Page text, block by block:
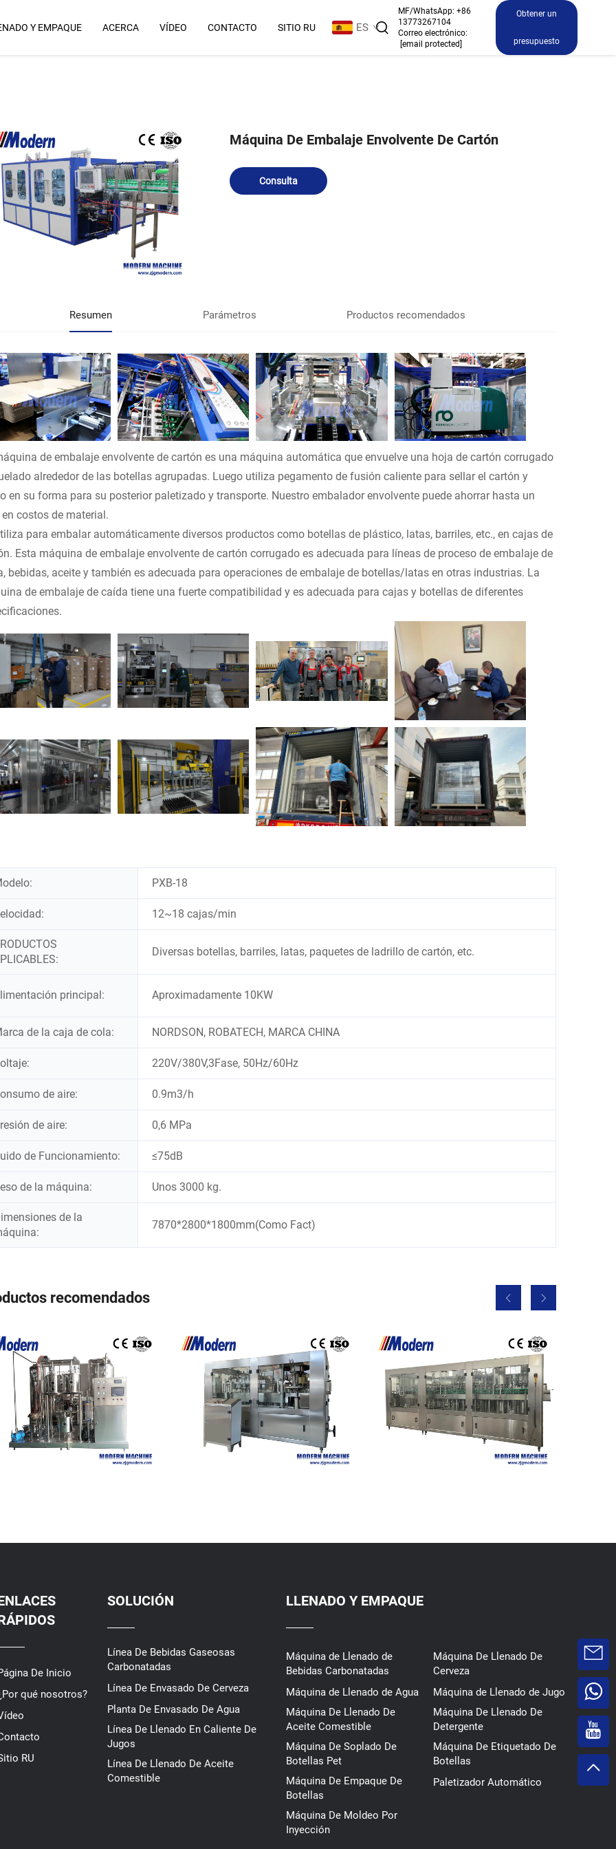
Y EMPAQUE ACERCA VÍDEO CONTACTO SITIO RU ES
MF/WhatsApp: +86
13773267104
Correo electrónico:
[email protected]
Obtener un
presupuesto
Máquina De Embalaje Envolvente De Cartón
Consulta
Resumen Parámetros Productos recomendados
de embalaje envolvente de cartón es una máquina automática que envuelve una hoja de cartón corrugado
alrededor de las botellas agrupadas. Luego utiliza pegamento de fusión caliente para sellar el cartón y
en su forma para su posterior paletizado y transporte. Nuestro embalador envolvente puede ahorrar hasta un
en costos de material.
para embalar automáticamente diversos productos como botellas de plástico, latas, barriles, etc., en cajas de
Esta máquina de embalaje envolvente de cartón corrugado es adecuada para líneas de proceso de embalaje de
bebidas, aceite y también es adecuada para operaciones de embalaje de botellas/latas en otras industrias. La
de embalaje de caída tiene una fuerte compatibilidad y es adecuada para cajas y botellas de diferentes
PXB-18
12~18 cajas/min
Diversas botellas, barriles, latas, paquetes de ladrillo de cartón, etc.
principal: Aproximadamente 10KW
de la caja de cola: NORDSON, ROBATECH, MARCA CHINA
220V/380V,3Fase, 50Hz/60Hz
de aire: 0.9m3/h
de aire: 0,6 MPa
de Funcionamiento: ≤75dB
de la máquina: Unos 3000 kg.
de la
7870*2800*1800mm(Como Fact)
recomendados
De Inicio
qué nosotros?
RU
SOLUCIÓN
Línea De Bebidas Gaseosas
Carbonatadas
Línea De Envasado De Cerveza
Planta De Envasado De Agua
Línea De Llenado En Caliente De
Jugos
Línea De Llenado De Aceite
Comestible
LLENADO Y EMPAQUE
Máquina de Llenado de
Bebidas Carbonatadas
Máquina De Llenado De
Cerveza
Máquina de Llenado de Agua
Máquina de Llenado de Jugo
Máquina De Llenado De
Aceite Comestible
Máquina De Llenado De
Detergente
Máquina De Soplado De
Botellas Pet
Máquina De Etiquetado De
Botellas
Máquina De Empaque De
Botellas
Paletizador Automático
Máquina De Moldeo Por
Inyección